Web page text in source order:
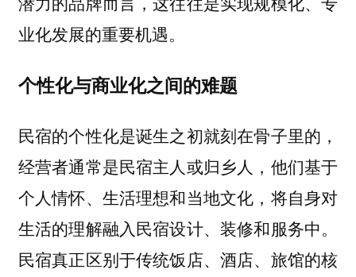
业化发展的重要机遇。
个性化与商业化之间的难题
民宿的个性化是诞生之初就刻在骨子里的，
经营者通常是民宿主人或归乡人，他们基于
个人情怀、生活理想和当地文化，将自身对
生活的理解融入民宿设计、装修和服务中。
民宿真正区别于传统饭店、酒店、旅馆的核